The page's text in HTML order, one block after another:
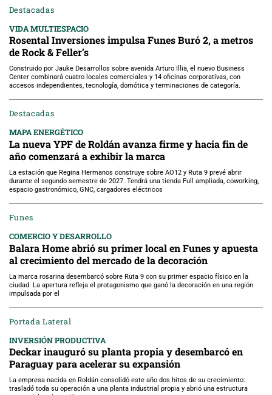
Destacadas
VIDA MULTIESPACIO
Rosental Inversiones impulsa Funes Buró 2, a metros
de Rock & Feller’s
Construido por Jauke Desarrollos sobre avenida Arturo Illia, el nuevo Business
Center combinará cuatro locales comerciales y 14 oficinas corporativas, con
accesos independientes, tecnología, domótica y terminaciones de categoría.
Destacadas
MAPA ENERGÉTICO
La nueva YPF de Roldán avanza firme y hacia fin de
año comenzará a exhibir la marca
La estación que Regina Hermanos construye sobre AO12 y Ruta 9 prevé abrir
durante el segundo semestre de 2027. Tendrá una tienda Full ampliada, coworking,
espacio gastronómico, GNC, cargadores eléctricos
Funes
COMERCIO Y DESARROLLO
Balara Home abrió su primer local en Funes y apuesta
al crecimiento del mercado de la decoración
La marca rosarina desembarcó sobre Ruta 9 con su primer espacio físico en la
ciudad. La apertura refleja el protagonismo que ganó la decoración en una región
impulsada por el
Portada Lateral
INVERSIÓN PRODUCTIVA
Deckar inauguró su planta propia y desembarcó en
Paraguay para acelerar su expansión
La empresa nacida en Roldán consolidó este año dos hitos de su crecimiento:
trasladó toda su operación a una planta industrial propia y abrió una estructura